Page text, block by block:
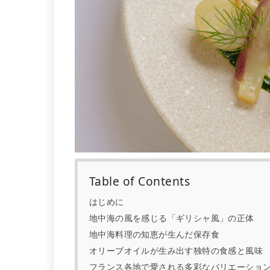
Table of Contents
はじめに
地中海の風を感じる「ギリシャ風」の正体
地中海料理の知恵が生んだ保存食
オリーブオイルが生み出す独特の食感と風味
フランス各地で愛される多彩なバリエーショ